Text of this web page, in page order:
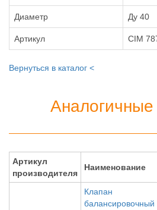
Диаметр Ду 40
Артикул CIM
Вернуться в каталог <
Артикул
производителя
Наименование
Клапан
балансировочный